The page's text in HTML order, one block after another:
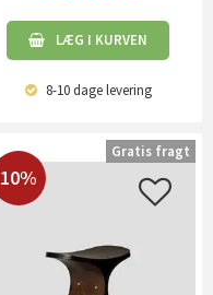
LÆG I KURVEN
8-10 dagelevering
10%
Gratis fragt